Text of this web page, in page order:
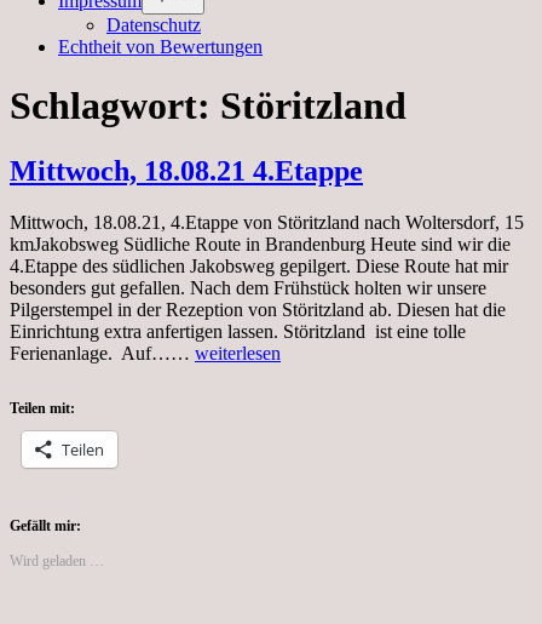
öffnen
Datenschutz
Echtheit von Bewertungen
Schlagwort: Störitzland
Mittwoch, 18.08.21 4.Etappe
Mittwoch, 18.08.21, 4.Etappe von Störitzland nach Woltersdorf, 15
kmJakobsweg Südliche Route in Brandenburg Heute sind wir die
4.Etappe des südlichen Jakobsweg gepilgert. Diese Route hat mir
besonders gut gefallen. Nach dem Frühstück holten wir unsere
Pilgerstempel in der Rezeption von Störitzland ab. Diesen hat die
Einrichtung extra anfertigen lassen. Störitzland ist eine tolle
Ferienanlage. Auf…… Mittwoch,
weiterlesen
Teilen mit:
Teilen
Gefällt mir:
Wird geladen …